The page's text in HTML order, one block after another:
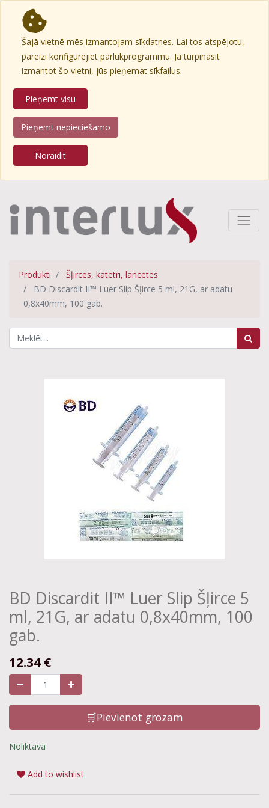
Šajā vietnē mēs izmantojam sīkdatnes. Lai tos atspējotu,
pareizi konfigurējiet pārlūkprogrammu. Ja turpināsit
izmantot šo vietni, jūs pieņemat sīkfailus.
Pieņemt visu
Pieņemt nepieciešamo
Noraidīt
Produkti
Šļirces, katetri, lancetes
BD Discardit II™ Luer Slip Šļirce 5 ml, 21G, ar adatu
0,8x40mm, 100 gab.
BD Discardit II™ Luer Slip Šļirce 5
ml, 21G, ar adatu 0,8x40mm, 100
gab.
12.34 €
🛒Pievienot grozam
Noliktavā
Add to wishlist